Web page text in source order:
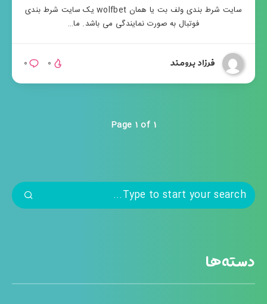
سایت شرط بندی ولف بت یا همان wolfbet یک سایت شرط بندی
فوتبال به صورت نمایندگی می باشد. ما…
فرزاد برومند ۰ ۰
Page 1 of 1
دسته‌ها